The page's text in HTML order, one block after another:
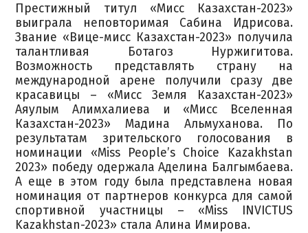
Престижный титул «Мисс Казахстан-2023»
выиграла неповторимая Сабина Идрисова.
Звание «Вице-мисс Казахстан-2023» получила
талантливая Ботагоз Нуржигитова.
Возможность представлять страну на
международной арене получили сразу две
красавицы – «Мисс Земля Казахстан-2023»
Аяулым Алимхалиева и «Мисс Вселенная
Казахстан-2023» Мадина Альмуханова. По
результатам зрительского голосования в
номинации «Miss People’s Choice Kazakhstan
2023» победу одержала Аделина Балгымбаева.
А еще в этом году была представлена новая
номинация от партнеров конкурса для самой
спортивной участницы – «Miss INVICTUS
Kazakhstan-2023» стала Алина Имирова.